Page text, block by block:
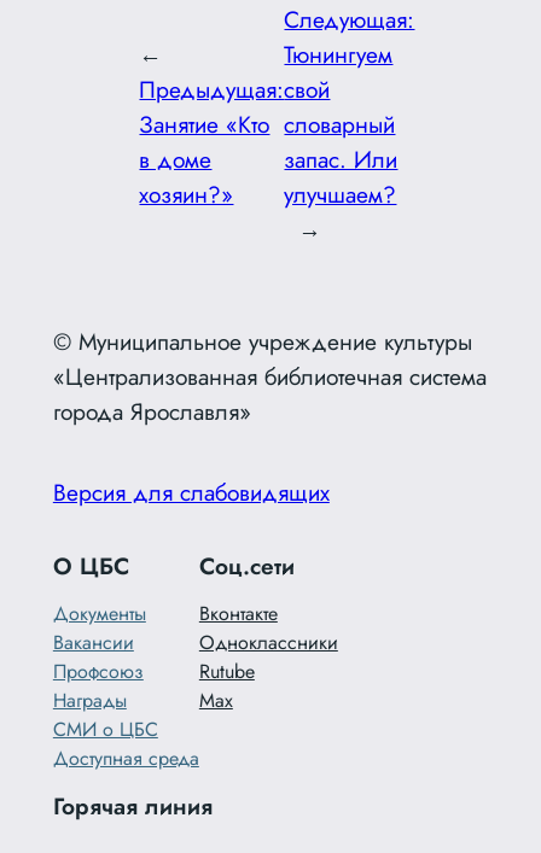
←
Предыдущая:
Занятие «Кто
в доме
хозяин?»
Следующая:
Тюнингуем
свой
словарный
запас. Или
улучшаем?
→
© Муниципальное учреждение культуры
«Централизованная библиотечная система
города Ярославля»
Версия для слабовидящих
О ЦБС
Документы
Вакансии
Профсоюз
Награды
СМИ о ЦБС
Доступная среда
Соц.сети
Вконтакте
Одноклассники
Rutube
Max
Горячая линия